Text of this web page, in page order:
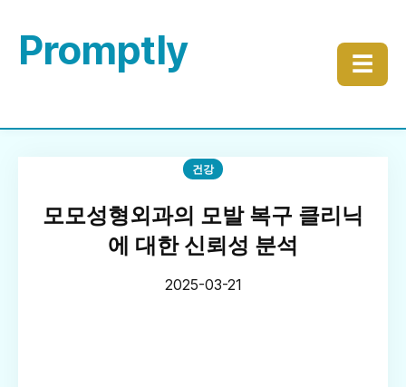
Promptly ☰
건강
모모성형외과의 모발 복구 클리닉
에 대한 신뢰성 분석
2025-03-21